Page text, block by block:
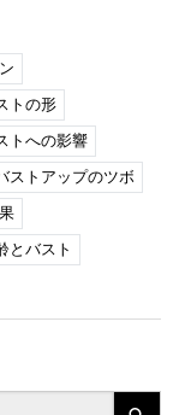
トの形
トへの影響
ストアップのツボ
とバスト